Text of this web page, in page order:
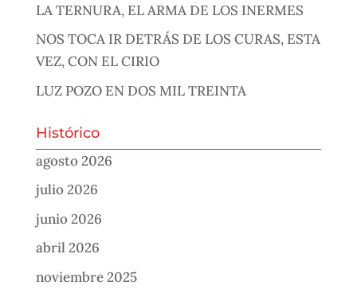
LA TERNURA, EL ARMA DE LOS INERMES
NOS TOCA IR DETRÁS DE LOS CURAS, ESTA
VEZ, CON EL CIRIO
LUZ POZO EN DOS MIL TREINTA
Histórico
agosto 2026
julio 2026
junio 2026
abril 2026
noviembre 2025